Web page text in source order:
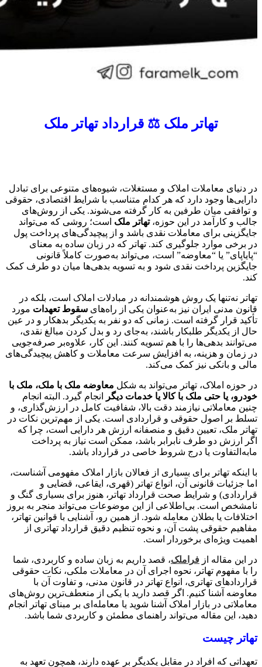
تهاتر ملک ⚖️ قرارداد تهاتر ملک
در دنیای معاملات املاک و مستغلات، شیوه‌های متنوعی برای تبادل
دارایی‌ها وجود دارد که هر کدام متناسب با شرایط اقتصادی، حقوقی
و توافقی میان طرفین به کار گرفته می‌شوند. یکی از روش‌های
جالب و کارآمد در این حوزه،تهاتر ملک است؛ روشی که می‌تواند
جایگزینی برای معاملات نقدی باشد و از پیچیدگی‌های پرداخت پول
در برخی موارد جلوگیری کند. تهاتر که در زبان ساده به معنای
“پایاپای” یا “معاوضه” است، می‌تواند به‌صورت کاملاً قانونی
جایگزین پرداخت نقدی شود و به تسویه بدهی‌ها میان دو طرف کمک
کند.
تهاتر نه‌تنها یک روش هوشمندانه در مبادلات املاک است، بلکه در
قانون مدنی ایران نیز به‌عنوان یکی از راه‌های سقوط تعهدات مورد
تأکید قرار گرفته است. زمانی که دو نفر به یکدیگر بدهکار و در عین
حال از یکدیگر طلبکار باشند، به‌جای رد و بدل کردن مبالغ نقدی،
می‌توانند بدهی‌ها را با هم تسویه کنند. این کار، علاوه‌بر صرفه‌جویی
در زمان و هزینه، به افزایش سرعت معاملات و کاهش پیچیدگی‌های
مالی و بانکی نیز کمک می‌کند.
در حوزه املاک، تهاتر می‌تواند به شکل معاوضه ملک با ملک، ملک با
خودرو، یا حتی ملک با کالا یا خدمات دیگر
انجام گیرد. البته انجام
چنین معاملاتی نیازمند دقت بالا، شفافیت کامل در ارزش‌گذاری، و
تسلط بر اصول حقوقی و قراردادی است. یکی از مهم‌ترین نکات در
تهاتر ملک، تعیین دقیق و منصفانه ارزش هر دارایی است، چرا که
اگر ارزش دو طرف نابرابر باشد، ممکن است نیاز به پرداخت
مابه‌التفاوت یا درج شروط خاصی در قرارداد باشد.
با اینکه تهاتر برای بسیاری از فعالان بازار املاک مفهومی آشناست،
اما جزئیات قانونی آن، انواع تهاتر (قهری، ایقاعی، قضایی و
قراردادی) و شرایط صحت قرارداد تهاتر، هنوز برای بسیاری گنگ و
نامشخص است. بی‌اطلاعی از این موضوعات می‌تواند منجر به بروز
اختلافات یا بطلان معامله شود. از همین رو، آشنایی با قوانین تهاتر،
مفاهیم حقوقی پشت آن، و نحوه تنظیم دقیق قرارداد تهاتری از
اهمیت ویژه‌ای برخوردار است.
در این مقاله از فراملک، قصد داریم به زبان ساده و کاربردی، شما
را با مفهوم تهاتر، نحوه اجرای آن در معاملات ملکی، نکات حقوقی
قراردادهای تهاتری، انواع تهاتر در قانون مدنی، و تفاوت آن با
معاوضه آشنا کنیم. اگر قصد دارید با یکی از منعطف‌ترین روش‌های
معاملاتی در بازار املاک آشنا شوید یا معامله‌ای بر مبنای تهاتر انجام
دهید، این مقاله می‌تواند راهنمای مطمئن و کاربردی شما باشد.
تهاتر چیست
تعهداتی که افراد در مقابل یکدیگر بر عهده دارند، همچون تعهد به